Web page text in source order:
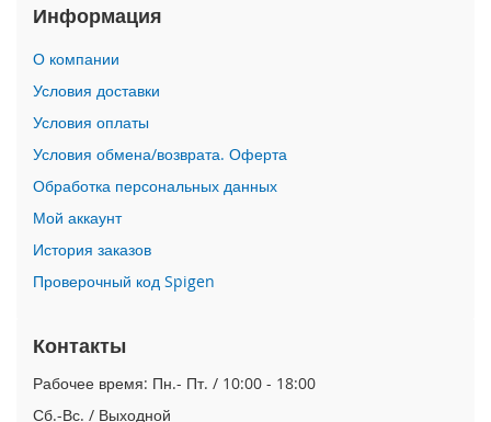
P
h
o
n
e
1
7
P
r
o
i
o
n
e
A
Информация
О компании
Условия доставки
Условия оплаты
Условия обмена/возврата. Оферта
Обработка персональных данных
Мой аккаунт
История заказов
Проверочный код Spigen
Контакты
Рабочее время: Пн.- Пт. / 10:00 - 18:00
Сб.-Вс. / Выходной